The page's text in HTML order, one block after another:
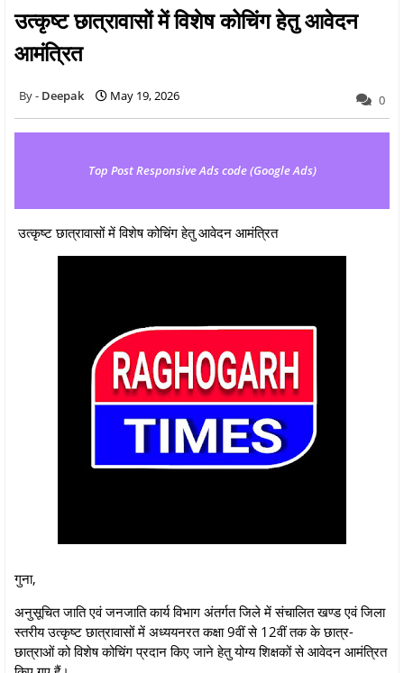
उत्कृष्ट छात्रावासों में विशेष कोचिंग हेतु आवेदन
आमंत्रित
Deepak May 19, 2026 0
Top Post Responsive Ads code (Google Ads)
उत्कृष्ट छात्रावासों में विशेष कोचिंग हेतु आवेदन आमंत्रित
गुना,
अनुसूचित जाति एवं जनजाति कार्य विभाग अंतर्गत जिले में संचालित खण्ड एवं जिला
स्तरीय उत्कृष्ट छात्रावासों में अध्ययनरत कक्षा 9वीं से 12वीं तक के छात्र-
छात्राओं को विशेष कोचिंग प्रदान किए जाने हेतु योग्य शिक्षकों से आवेदन आमंत्रित